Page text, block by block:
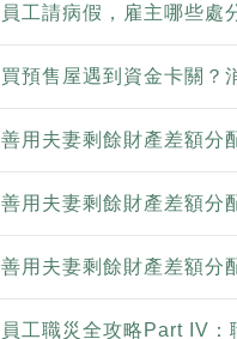
員工請病假，雇主哪些處
買預售屋遇到資金卡關？
善用夫妻剩餘財產差額分
善用夫妻剩餘財產差額分
善用夫妻剩餘財產差額分
員工職災全攻略Part IV：